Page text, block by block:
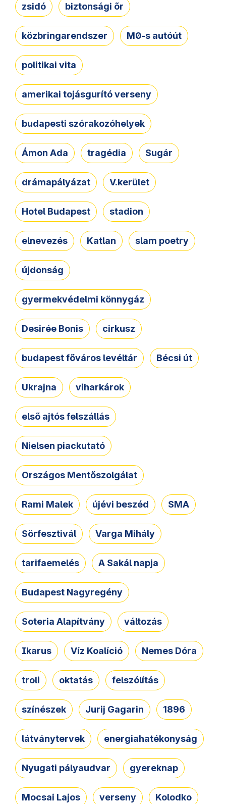
zsidó biztonsági őr
közbringarendszer M0-s autóút
politikai vita
amerikai tojásgurító verseny
budapesti szórakozóhelyek
Ámon Ada tragédia Sugár
drámapályázat V.kerület
Hotel Budapest stadion
elnevezés Katlan slam poetry
újdonság
gyermekvédelmi könnygáz
Desirée Bonis cirkusz
budapest főváros levéltár Bécsi út
Ukrajna viharkárok
első ajtós felszállás
Nielsen piackutató
Országos Mentőszolgálat
Rami Malek újévi beszéd SMA
Sörfesztivál Varga Mihály
tarifaemelés A Sakál napja
Budapest Nagyregény
Soteria Alapítvány változás
Ikarus Víz Koalíció Nemes Dóra
troli oktatás felszólítás
színészek Jurij Gagarin 1896
látványtervek energiahatékonyság
Nyugati pályaudvar gyereknap
Mocsai Lajos verseny Kolodko